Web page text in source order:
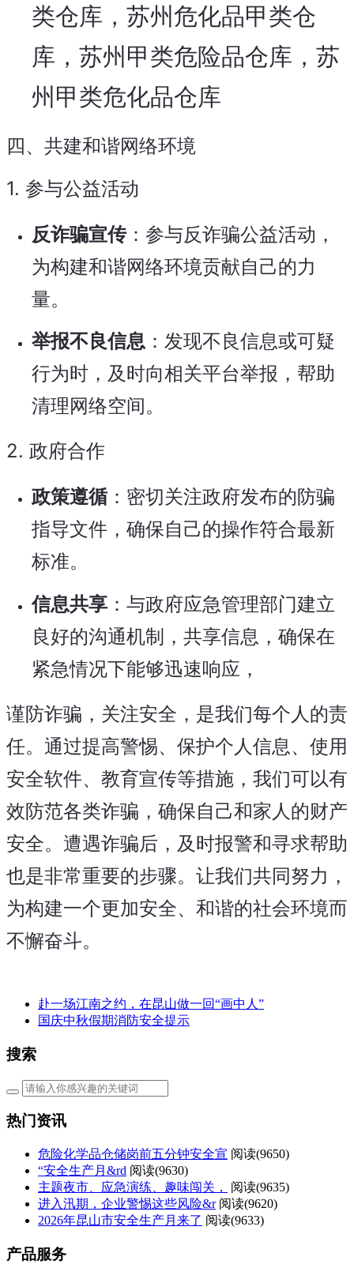
类仓库，苏州危化品甲类仓
库，苏州甲类危险品仓库，苏
州甲类危化品仓库
四、共建和谐网络环境
1. 参与公益活动
反诈骗宣传：参与反诈骗公益活动，
为构建和谐网络环境贡献自己的力
量。
举报不良信息 ：发现不良信息或可疑
行为时，及时向相关平台举报，帮助
清理网络空间。
2. 政府合作
政策遵循：密切关注政府发布的防骗
指导文件，确保自己的操作符合最新
标准。
信息共享 ：与政府应急管理部门建立
良好的沟通机制，共享信息，确保在
紧急情况下能够迅速响应，
谨防诈骗，关注安全，是我们每个人的责
任。通过提高警惕、保护个人信息、使用
安全软件、教育宣传等措施，我们可以有
效防范各类诈骗，确保自己和家人的财产
安全。遭遇诈骗后，及时报警和寻求帮助
也是非常重要的步骤。让我们共同努力，
为构建一个更加安全、和谐的社会环境而
不懈奋斗。
赴一场江南之约，在昆山做一回“画中人”
国庆中秋假期消防安全提示
搜索
热门资讯
危险化学品仓储岗前五分钟安全宣 阅读(9650)
“安全生产月&rd 阅读(9630)
主题夜市、应急演练、趣味闯关，
阅读(9635)
进入汛期，企业警惕这些风险&r 阅读(9620)
2026年昆山市安全生产月来了 阅读(9633)
产品服务